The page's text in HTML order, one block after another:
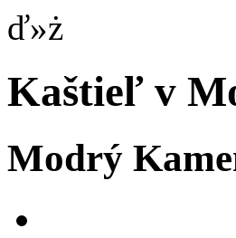
ď»ż
Kaštieľ v
Modrý